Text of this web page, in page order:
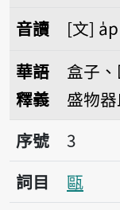
音讀
文 a̍p
華語
釋義
盒子
盛物器
序號3甌
序號
3
詞目
甌